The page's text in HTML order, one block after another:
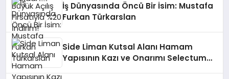
İş Dünyasında Öncü Bir İsim: Mustafa
Furkan Türkarslan
Side Liman Kutsal Alanı Hamam
Yapısının Kazı ve Onarımı Selectum